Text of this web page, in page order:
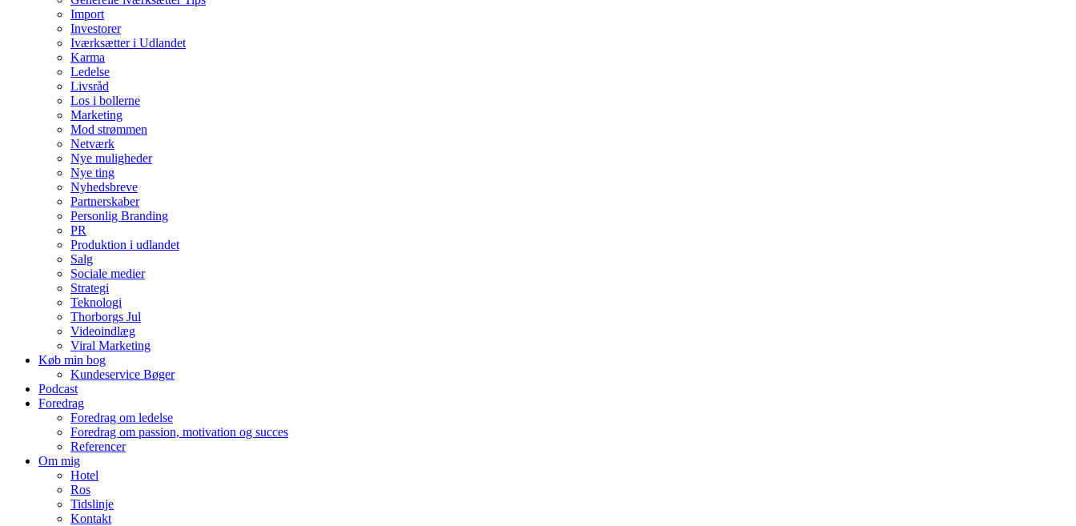
Import
Investorer
Iværksætter i Udlandet
Karma
Ledelse
Livsråd
Los i bollerne
Marketing
Mod strømmen
Netværk
Nye muligheder
Nye ting
Nyhedsbreve
Partnerskaber
Personlig Branding
PR
Produktion i udlandet
Salg
Sociale medier
Strategi
Teknologi
Thorborgs Jul
Videoindlæg
Viral Marketing
Køb min bog
Kundeservice Bøger
Podcast
Foredrag
Foredrag om ledelse
Foredrag om passion, motivation og succes
Referencer
Om mig
Hotel
Ros
Tidslinje
Kontakt